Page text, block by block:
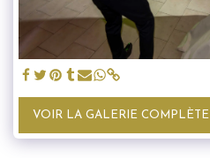
VOIR LA GALERIE COMPLÈTE